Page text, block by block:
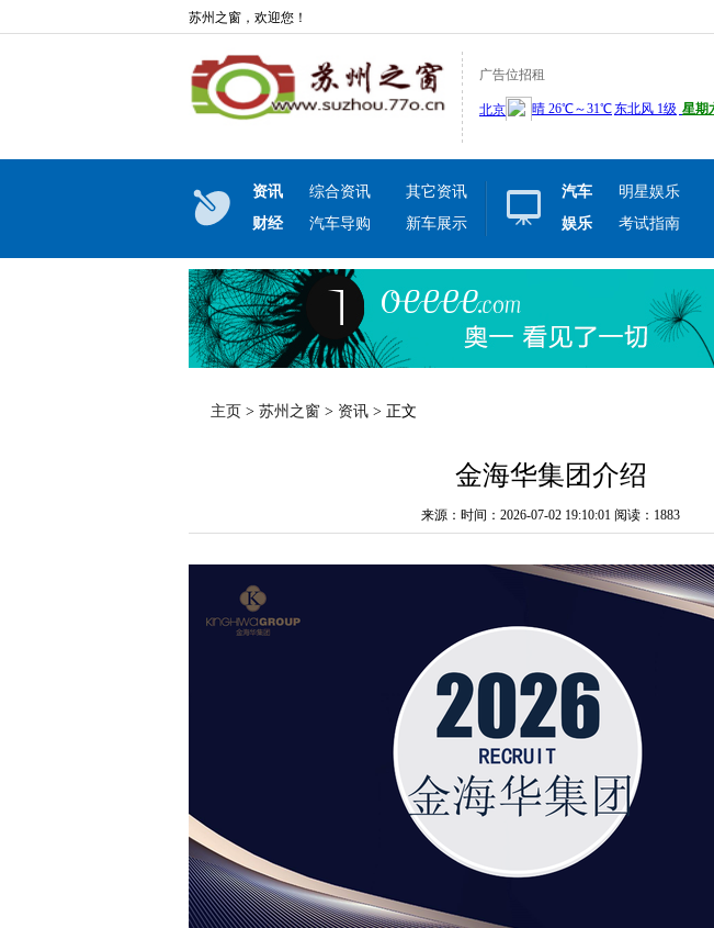
苏州之窗，欢迎您！
广告位招租
资讯 综合资讯
其它资讯
财经
汽车导购 新车展示
汽车 明星娱乐
娱乐
考试指南
主页 > 苏州之窗 > 资讯 > 正文
金海华集团介绍
来源：时间：2026-07-02 19:10:01 阅读：1883